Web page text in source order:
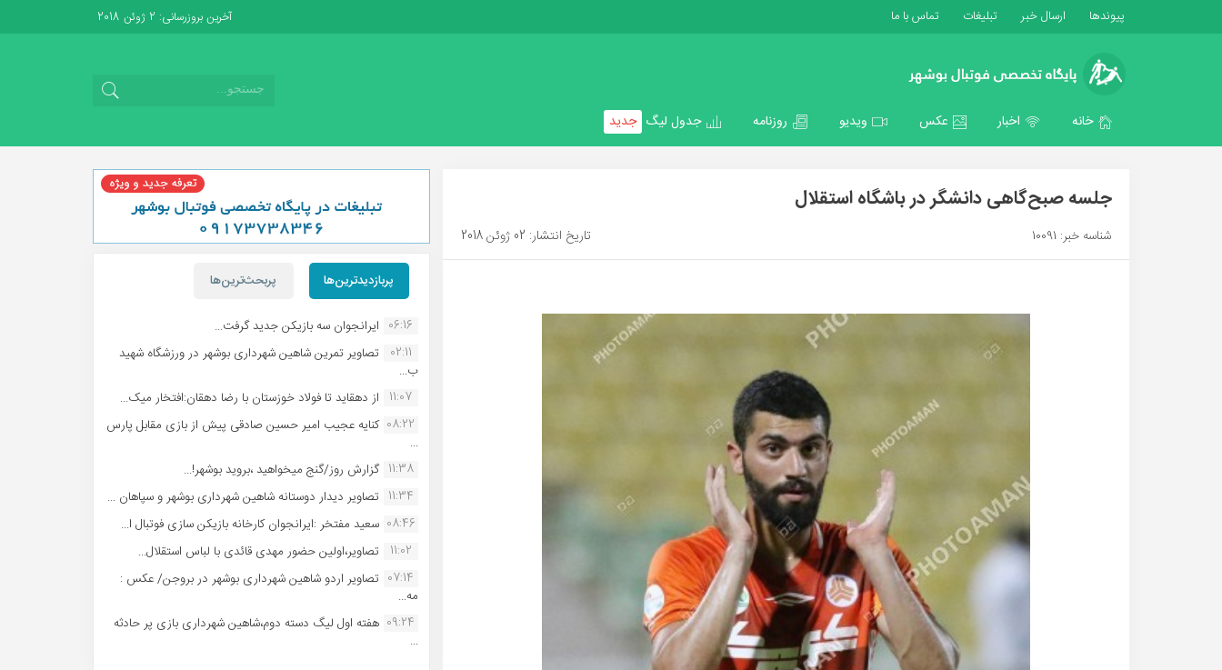
پیوندها ارسال خبر تبلیغات تماس با ما آخرین بروزرسانی: 2 ژوئن 2018
خانه اخبار عکس ویدیو روزنامه جدول لیگ جدید
جلسه صبح‌گاهی دانشگر در باشگاه استقلال
شناسه خبر: 10091 تاریخ انتشار: 02 ژوئن 2018
پربازدیدترین‌ها پربحث‌ترین‌ها
06:16 ایرانجوان سه بازیکن جدید گرفت...
02:11
تصاویر تمرین شاهین شهردارى بوشهر در ورزشگاه شهید
ب...
11:07 از دهقاید تا فولاد خوزستان با رضا دهقان:افتخار میک...
08:22 کنایه عجیب امیر حسین صادقی پیش از بازی مقابل پارس
...
11:38 گزارش روز/گنج میخواهید ،بروید بوشهر!...
11:34 تصاویر دیدار دوستانه شاهین شهردارى بوشهر و سپاهان ...
08:46 سعید مفتخر :ایرانجوان کارخانه بازیکن سازی فوتبال ا...
11:02
تصاویر،اولین حضور مهدی قائدی با لباس استقلال...
07:14 تصاویر اردو شاهین شهرداری بوشهر در بروجن/ عکس :
مه...
09:24 هفته اول لیگ دسته دوم،شاهین شهرداری بازی پر حادثه
...